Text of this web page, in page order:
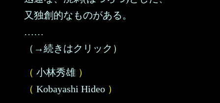
又独創的なものがある。
……
（→続きはクリック）
（ 小林秀雄 ）
（ Kobayashi Hideo ）